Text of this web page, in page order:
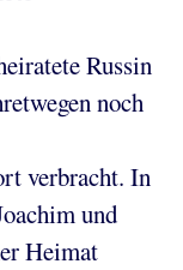
Russin
noch
verbracht. In
und
Heimat